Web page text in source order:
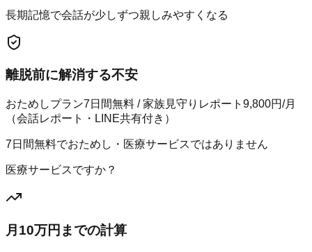
長期記憶で会話が少しずつ親しみやすくなる
離脱前に解消する不安
おためしプラン7日間無料 / 家族見守りレポート9,800円/月
（会話レポート・LINE共有付き）
7日間無料でおためし・医療サービスではありません
医療サービスですか？
月10万円までの計算